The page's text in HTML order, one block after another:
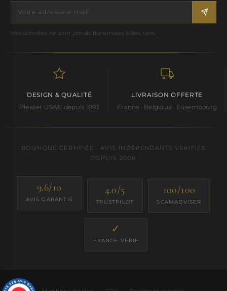
Vos données ne sont jamais transmises à des tiers.
DESIGN & QUALITÉ
Pleaser USA® depuis 1993
LIVRAISON OFFERTE
France · Belgique · Luxembourg
BOUTIQUE CERTIFIÉE · AVIS INDÉPENDANTS VÉRIFIÉS
DEPUIS 2008
9.6/10
AVIS GARANTIS
4.0/5
TRUSTPILOT
100/100
SCAMADVISER
✓
FRANCE VERIF